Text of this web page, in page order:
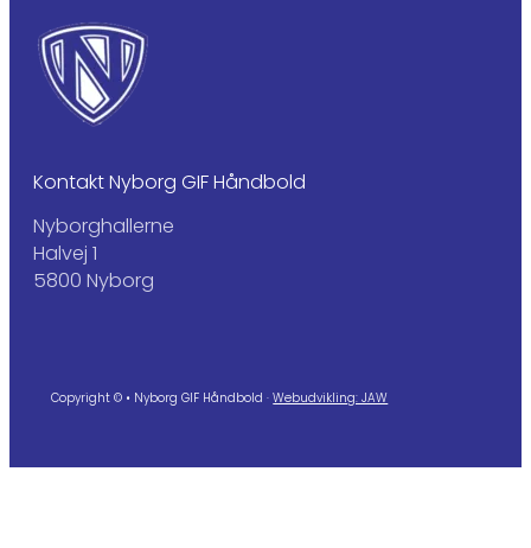
Kontakt Nyborg GIF Håndbold
Nyborghallerne
Halvej 1
5800 Nyborg
Copyright © • Nyborg GIF Håndbold ·Webudvikling: JAW